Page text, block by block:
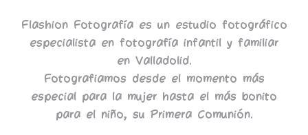
Flashion Fotografía es un estudio fotográfico
especialista en fotografía infantil y familiar
en Valladolid.
Fotografiamos desde el momento más
especial para la mujer hasta el más bonito
para el niño, su Primera Comunión.